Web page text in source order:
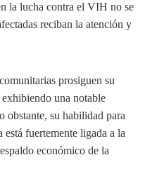
la lucha contra el VIH no se
reciban la atención y
prosiguen su
una notable
obstante, su habilidad para
fuertemente ligada a la
económico de la